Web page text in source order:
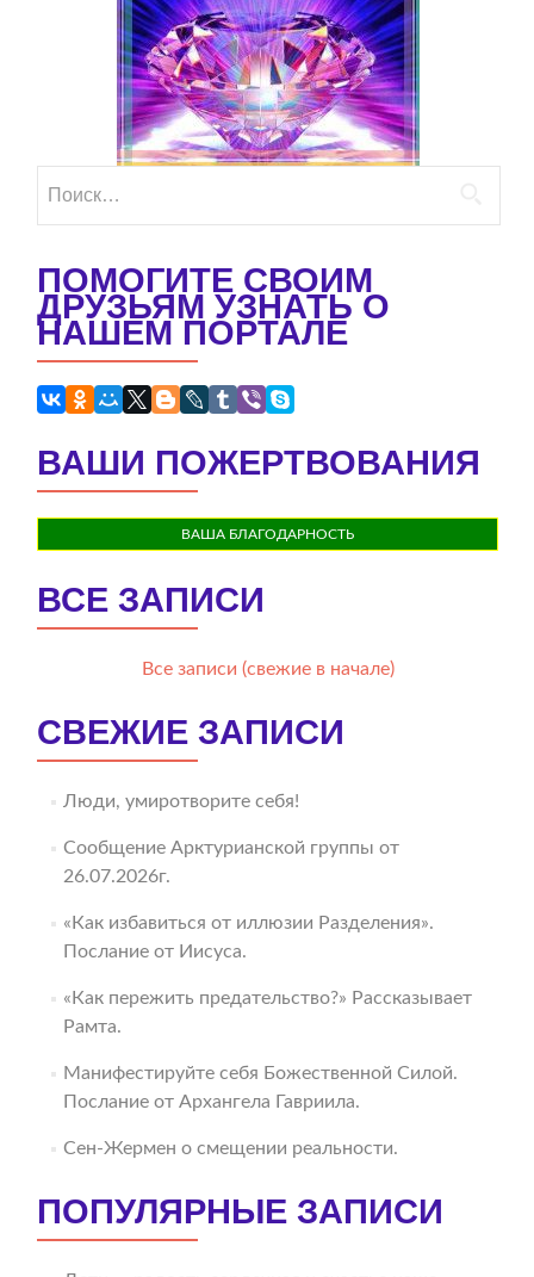
ПОМОГИТЕ СВОИМ
ДРУЗЬЯМ УЗНАТЬ О
НАШЕМ ПОРТАЛЕ
ВАШИ ПОЖЕРТВОВАНИЯ
ВАША БЛАГОДАРНОСТЬ
ВСЕ ЗАПИСИ
Все записи (свежие в начале)
СВЕЖИЕ ЗАПИСИ
Люди, умиротворите себя!
Сообщение Арктурианской группы от
26.07.2026г.
«Как избавиться от иллюзии Разделения».
Послание от Иисуса.
«Как пережить предательство?» Рассказывает
Рамта.
Манифестируйте себя Божественной Силой.
Послание от Архангела Гавриила.
Сен-Жермен о смещении реальности.
ПОПУЛЯРНЫЕ ЗАПИСИ